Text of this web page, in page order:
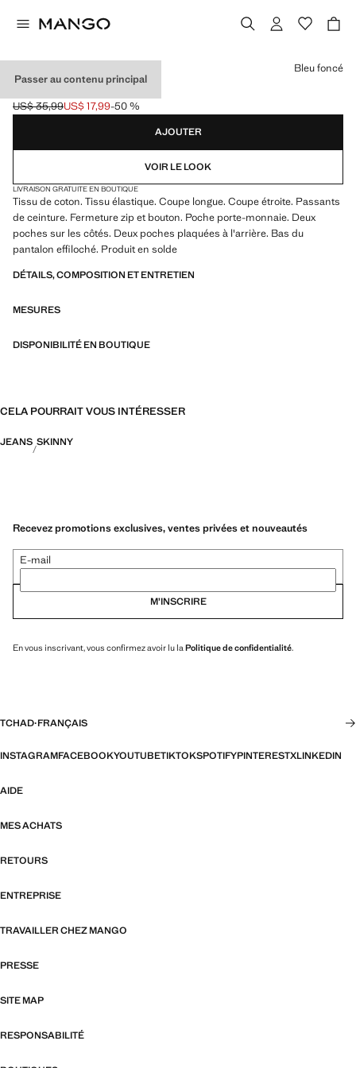
Passer au contenu principal
JEAN SKINNY-FIT
Prix initial barré [US$ 35,99 ]
US$ 35,99
Prix actuel [US$ 17,99 ]
US$ 17,99-50 %
Choisissez une couleur
Bleu foncé
AJOUTER
VOIR LE LOOK
LIVRAISON GRATUITE EN BOUTIQUE
Tissu de coton. Tissu élastique. Coupe longue. Coupe étroite. Passants
de ceinture. Fermeture zip et bouton. Poche porte-monnaie. Deux
poches sur les côtés. Deux poches plaquées à l'arrière. Bas du
pantalon effiloché. Produit en solde
DÉTAILS, COMPOSITION ET ENTRETIEN
MESURES
DISPONIBILITÉ EN BOUTIQUE
CELA POURRAIT VOUS INTÉRESSER
JEANS SKINNY
Recevez promotions exclusives, ventes privées et nouveautés
E-mail
M’INSCRIRE
En vous inscrivant, vous confirmez avoir lu la Politique de confidentialité.
TCHAD·FRANÇAIS
INSTAGRAMFACEBOOKYOUTUBETIKTOKSPOTIFYPINTERESTXLINKEDIN
AIDE
MES ACHATS
RETOURS
ENTREPRISE
TRAVAILLER CHEZ MANGO
PRESSE
SITE MAP
RESPONSABILITÉ